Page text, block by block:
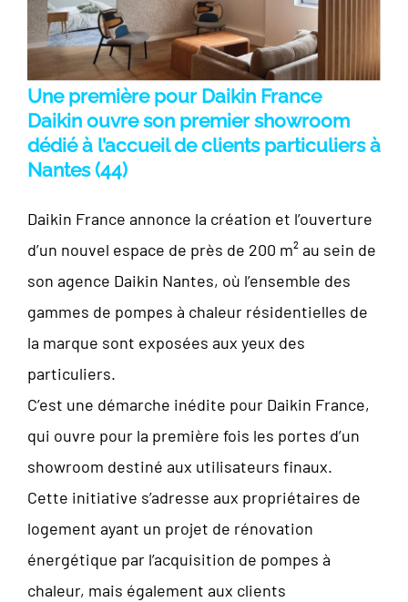
Une première pour Daikin France
Daikin ouvre son premier showroom
dédié à l’accueil de clients particuliers à
Nantes (44)
Daikin France annonce la création et l’ouverture
d’un nouvel espace de près de 200 m² au sein de
son agence Daikin Nantes, où l’ensemble des
gammes de pompes à chaleur résidentielles de
la marque sont exposées aux yeux des
particuliers.
C’est une démarche inédite pour Daikin France,
qui ouvre pour la première fois les portes d’un
showroom destiné aux utilisateurs finaux.
Cette initiative s’adresse aux propriétaires de
logement ayant un projet de rénovation
énergétique par l’acquisition de pompes à
chaleur, mais également aux clients